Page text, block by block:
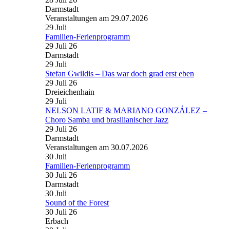
Darmstadt
Veranstaltungen am 29.07.2026
29 Juli
Familien-Ferienprogramm
29 Juli 26
Darmstadt
29 Juli
Stefan Gwildis – Das war doch grad erst eben
29 Juli 26
Dreieichenhain
29 Juli
NELSON LATIF & MARIANO GONZÁLEZ –
Choro Samba und brasilianischer Jazz
29 Juli 26
Darmstadt
Veranstaltungen am 30.07.2026
30 Juli
Familien-Ferienprogramm
30 Juli 26
Darmstadt
30 Juli
Sound of the Forest
30 Juli 26
Erbach